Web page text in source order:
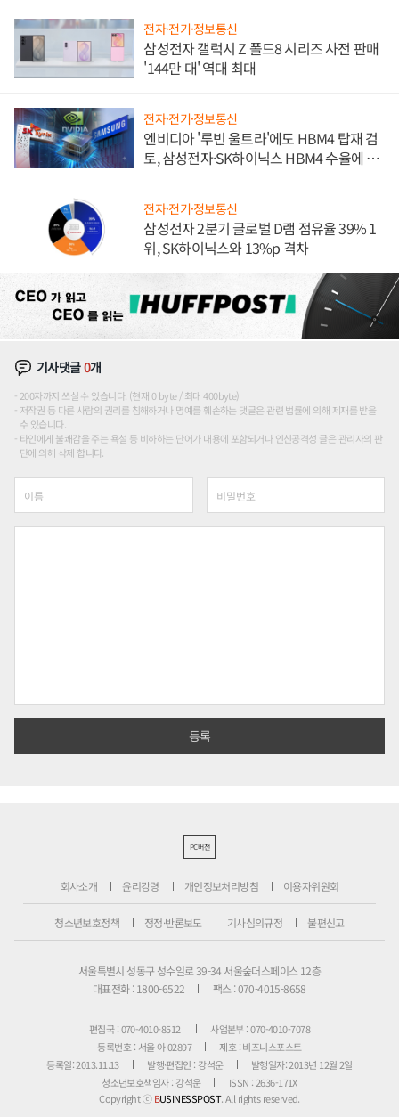
전자·전기·정보통신
삼성전자 갤럭시 Z 폴드8 시리즈 사전 판매
'144만 대' 역대 최대
전자·전기·정보통신
엔비디아 '루빈 울트라'에도 HBM4 탑재 검
토, 삼성전자·SK하이닉스 HBM4 수율에 주
전자·전기·정보통신
삼성전자 2분기 글로벌 D램 점유율 39% 1
위, SK하이닉스와 13%p 격차
기사댓글0개
200자까지 쓰실 수 있습니다. (현재 0 byte / 최대 400byte)
저작권 등 다른 사람의 권리를 침해하거나 명예를 훼손하는 댓글은 관련 법률에 의해 제재를 받을
수 있습니다.
타인에게 불쾌감을 주는 욕설 등 비하하는 단어가 내용에 포함되거나 인신공격성 글은 관리자의 판
단에 의해 삭제 합니다.
PC버전
회사소개 윤리강령 개인정보처리방침 이용자위원회
청소년보호정책 정정·반론보도 기사심의규정 불편신고
서울특별시 성동구 성수일로 39-34 서울숲더스페이스 12층
대표전화 : 1800-6522
팩스 : 070-4015-8658
편집국 : 070-4010-8512
사업본부 : 070-4010-7078
등록번호 : 서울 아 02897
제호 : 비즈니스포스트
등록일: 2013.11.13
발행·편집인 : 강석운
발행일자: 2013년 12월 2일
청소년보호책임자 : 강석운
ISSN : 2636-171X
Copyright ⓒBUSINESSPOST. All rights reserved.